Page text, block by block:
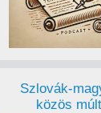
Szlovák-
közös múlt